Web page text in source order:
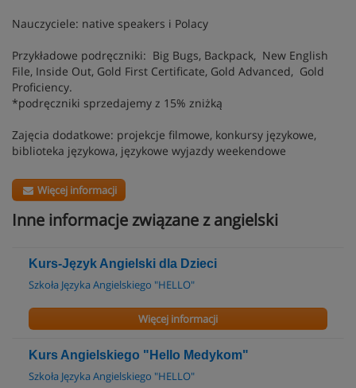
Nauczyciele: native speakers i Polacy
Przykładowe podręczniki: Big Bugs, Backpack, New English
File, Inside Out, Gold First Certificate, Gold Advanced, Gold
Proficiency.
*podręczniki sprzedajemy z 15% zniżką
Zajęcia dodatkowe: projekcje filmowe, konkursy językowe,
biblioteka językowa, językowe wyjazdy weekendowe
Więcej informacji
Inne informacje związane z angielski
Kurs-Język Angielski dla Dzieci
Szkoła Języka Angielskiego "HELLO"
Więcej informacji
Kurs Angielskiego "Hello Medykom"
Szkoła Języka Angielskiego "HELLO"